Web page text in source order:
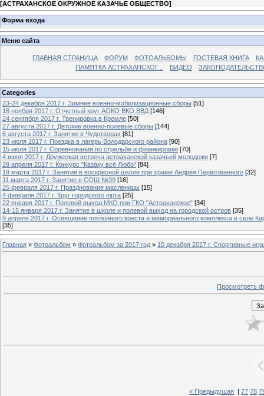
[АСТРАХАНСКОЕ ОКРУЖНОЕ КАЗАЧЬЕ ОБЩЕСТВО]
Форма входа
Меню сайта
ГЛАВНАЯ СТРАНИЦА ФОРУМ ФОТОАЛЬБОМЫ ГОСТЕВАЯ КНИГА
ПАМЯТКА АСТРАХАНСКОГ...
ВИДЕО
Categories
23-24 декабря 2017 г. Зимние военно-мобилизационные сборы [51]
18 ноября 2017 г. Отчетный круг АОКО ВКО ВВД [146]
24 сентября 2017 г. Тренировка в Кремле [50]
27 августа 2017 г. Детские военно-полевые сборы [144]
6 августа 2017 г. Занятие в Чудотворах [81]
23 июля 2017 г. Поездка в лагерь Володарского района [90]
15 июля 2017 г. Соревнования по стрельбе и фланкировке [70]
4 июня 2017 г. Дружеская встреча астраханской казачьей молодежи [7]
28 апреля 2017 г. Конкурс "Казаку всё Любо" [84]
19 марта 2017 г. Занятие в воскресной школе при храме Андрея Первозванного [32]
11 марта 2017 г. Занятие в СОШ №39 [16]
25 февраля 2017 г. Празднование масленицы [15]
4 февраля 2017 г. Круг городского юрта [25]
22 января 2017 г. Полевой выход МКО при ГКО "Астраханское" [34]
14-15 января 2017 г. Занятие в школе и полевой выход на городской остров [35]
9 апреля 2017 г. Освящение поклонного креста и мемориального комплекса в селе
[35]
Главная » Фотоальбом » Фотоальбом за 2017 год » 10 декабря 2017 г. Спортивные
Просмотреть
« Предыдущая 77 78